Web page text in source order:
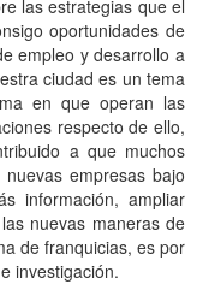
las estrategias que el
oportunidades de
empleo y desarrollo a
ciudad es un tema
en que operan las
respecto de ello,
a que muchos
empresas bajo
información, ampliar
nuevas maneras de
de franquicias, es por
investigación.